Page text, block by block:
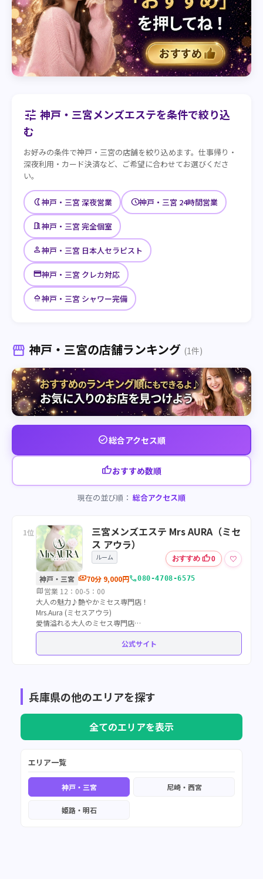
tune 神戸・三宮メンズエステを条件で絞り込
む
お好みの条件で神戸・三宮の店舗を絞り込めます。仕事帰り・
深夜利用・カード決済など、ご希望に合わせてお選びくださ
い。
nightlight神戸・三宮 深夜営業 schedule神戸・三宮 24時間営業
meeting_room神戸・三宮 完全個室
person神戸・三宮 日本人セラピスト
credit_card神戸・三宮 クレカ対応
shower神戸・三宮 シャワー完備
storefront 神戸・三宮の店舗ランキング (1件)
check_circle総合アクセス順
thumb_upおすすめ数順
現在の並び順： 総合アクセス順
1位
三宮メンズエステ Mrs AURA（ミセ
ス アウラ）
ルーム おすすめ thumb_up0
♡
神戸・三宮 payments70分 9,000円call080-4708-6575
map営業 12：00-5：00
大人の魅力♪艶やかミセス専門店！
Mrs.Aura (ミセスアウラ)
愛情溢れる大人のミセス専門店
～穏やかで心安らぐ癒し～
公式サイト
兵庫県の他のエリアを探す
全てのエリアを表示
エリア一覧
神戸・三宮 尼崎・西宮
姫路・明石